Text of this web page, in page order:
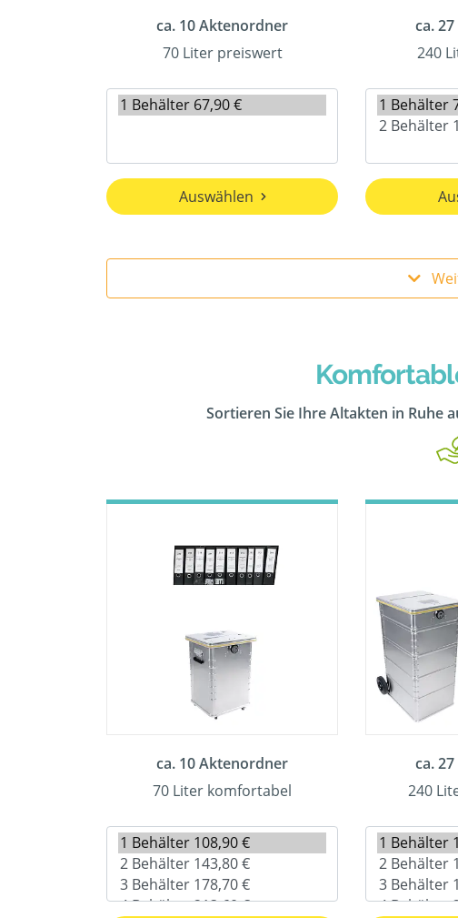
ca. 10 Aktenordner
70 Liter preiswert
Auswählen
ca.
240
Sortieren Sie Ihre Altakten in Ruhe
ca. 10 Aktenordner
70 Liter komfortabel
ca.
240